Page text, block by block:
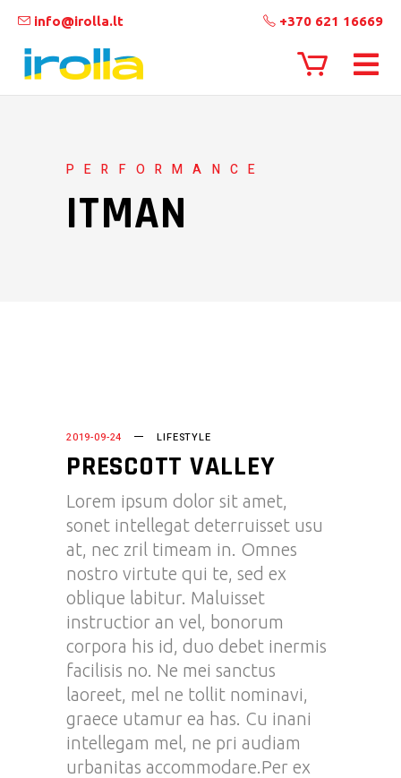
info@irolla.lt +370 621 16669
PERFORMANCE
ITMAN
2019-09-24 LIFESTYLE
PRESCOTT VALLEY
Lorem ipsum dolor sit amet,
sonet intellegat deterruisset usu
at, nec zril timeam in. Omnes
nostro virtute qui te, sed ex
oblique labitur. Maluisset
instructior an vel, bonorum
corpora his id, duo debet inermis
facilisis no. Ne mei sanctus
laoreet, mel ne tollit nominavi,
graece utamur ea has. Cu inani
intellegam mel, ne pri audiam
urbanitas accommodare.Per ex